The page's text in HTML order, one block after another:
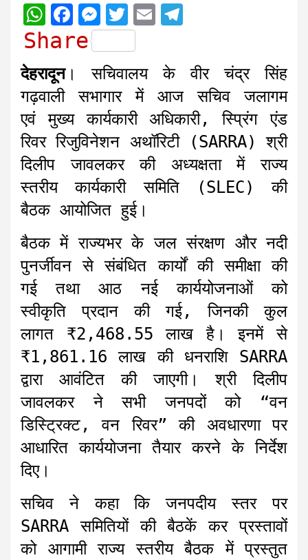
W
h
t
s
A
p
p
F
a
b
o
o
k
M
e
s
s
e
n
g
e
r
T
w
i
t
t
e
r
E
a
i
l
l
e
r
a
m
Share
देहरादून। सचिवालय के वीर चंद्र सिंह
गढ़वाली सभागार में आज सचिव जलागम
एवं मुख्य कार्यकारी अधिकारी, स्प्रिंग एंड
रिवर रिजुविनेशन अथॉरिटी (SARRA) श्री
दिलीप जावलकर की अध्यक्षता में राज्य
स्तरीय कार्यकारी समिति (SLEC) की
बैठक आयोजित हुई।
बैठक में राज्यभर के जल संरक्षण और नदी
पुनर्जीवन से संबंधित कार्यों की समीक्षा की
गई तथा आठ नई कार्ययोजनाओं को
स्वीकृति प्रदान की गई, जिनकी कुल
लागत ₹2,468.55 लाख है। इनमें से
₹1,861.16 लाख की धनराशि SARRA
द्वारा आवंटित की जाएगी। श्री दिलीप
जावलकर ने सभी जनपदों को “वन
डिस्ट्रिक्ट, वन रिवर” की अवधारणा पर
आधारित कार्ययोजना तैयार करने के निर्देश
दिए।
सचिव ने कहा कि जनपदीय स्तर पर
SARRA समितियों की बैठकें कर प्रस्तावों
को आगामी राज्य स्तरीय बैठक में प्रस्तुत